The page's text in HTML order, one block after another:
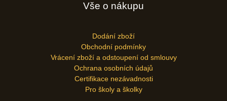
Vše o nákupu
Dodání zboží
Obchodní podmínky
Vrácení zboží a odstoupení od smlouvy
Ochrana osobních údajů
Certifikace nezávadnosti
Pro školy a školky